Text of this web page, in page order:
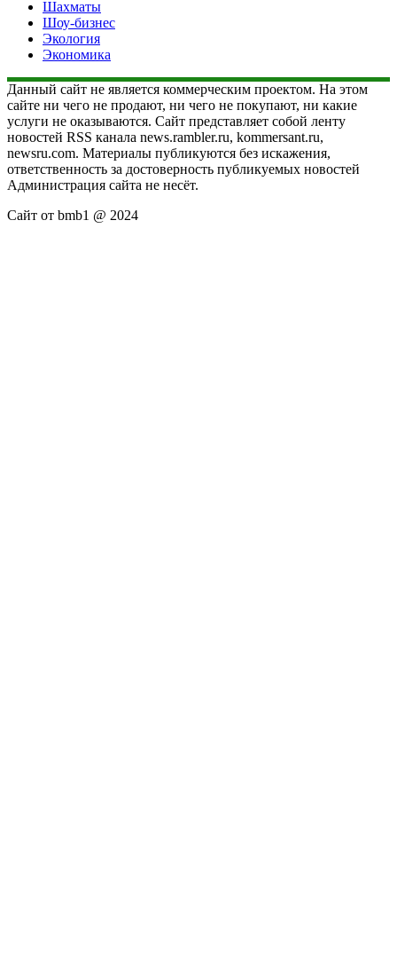
Шахматы
Шоу-бизнес
Экология
Экономика
Данный сайт не является коммерческим проектом. На этом
сайте ни чего не продают, ни чего не покупают, ни какие
услуги не оказываются. Сайт представляет собой ленту
новостей RSS канала news.rambler.ru, kommersant.ru,
newsru.com. Материалы публикуются без искажения,
ответственность за достоверность публикуемых новостей
Администрация сайта не несёт.
Сайт от bmb1 @ 2024